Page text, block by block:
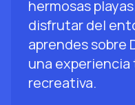
hermosas
disfrutar del
aprendes sobre
una
recreativa.